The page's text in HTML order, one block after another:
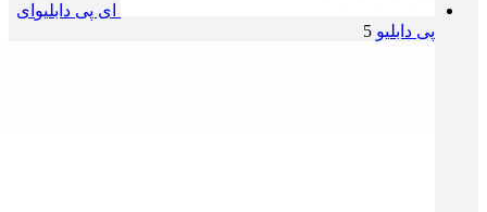
ای پی دابلیو ای
پی دابلیو 5